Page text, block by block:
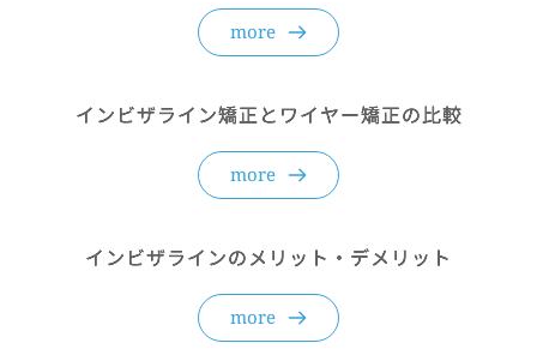
more
インビザライン矯正とワイヤー矯正の比較
more
インビザラインのメリット・デメリット
more